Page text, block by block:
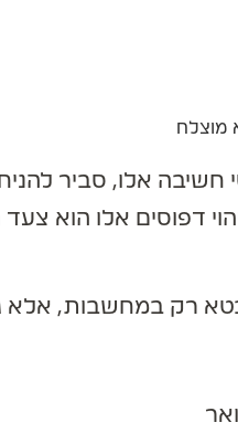
אלו, סביר להניח
דפוסים אלו הוא צעד
רק במחשבות, אלא